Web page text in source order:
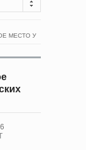
МЕСТО У